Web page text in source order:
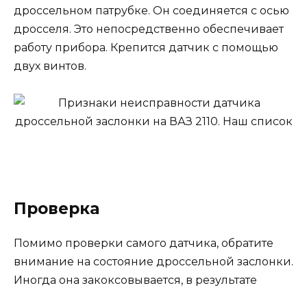
дроссельном патрубке. Он соединяется с осью
дросселя. Это непосредственно обеспечивает
работу прибора. Крепится датчик с помощью
двух винтов.
Проверка
Помимо проверки самого датчика, обратите
внимание на состояние дроссельной заслонки.
Иногда она закоксовывается, в результате